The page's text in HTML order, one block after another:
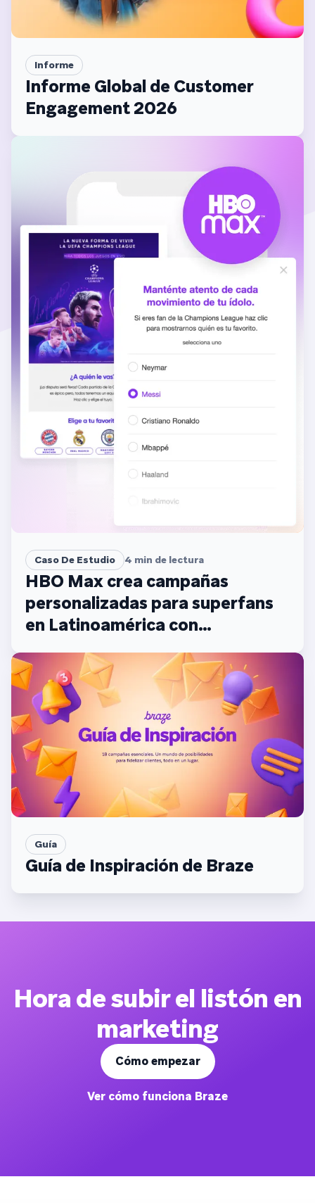
Informe
Informe Global de Customer
Engagement 2026
Caso De Estudio 4 min de lectura
HBO Max crea campañas
personalizadas para superfans
en Latinoamérica con
dentro de la aplicación de Braze
Guía
Guía de Inspiración de Braze
Hora de subir el listón en
marketing
Cómo empezar
Ver cómo funciona Braze